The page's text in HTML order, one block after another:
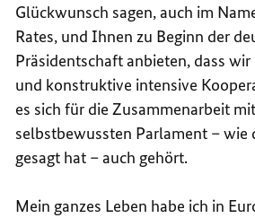
Glückwunsch sagen, auch im
Rates, und Ihnen zu Beginn der
Präsidentschaft anbieten, dass wir
und konstruktive intensive
es sich für die Zusammenarbeit
selbstbewussten Parlament – wie
gesagt hat – auch gehört.
Mein ganzes Leben habe ich in